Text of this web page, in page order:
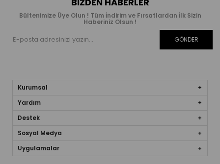
Bültenimize Üye Olun ! Tüm İndirim ve Fırsatlardan İlk Sizin
Haberiniz Olsun !
GÖNDER
Kurumsal
Yardım
Destek
Sosyal Medya
Uygulamalar